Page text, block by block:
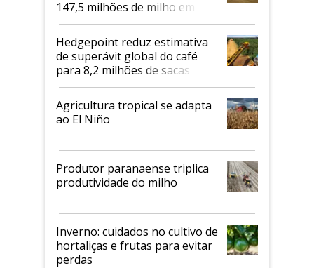
147,5 milhões de milho em
2026/27
Hedgepoint reduz estimativa
de superávit global do café
para 8,2 milhões de sacas
Agricultura tropical se adapta
ao El Niño
Produtor paranaense triplica
produtividade do milho
Inverno: cuidados no cultivo de
hortaliças e frutas para evitar
perdas